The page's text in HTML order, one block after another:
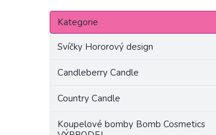
P
s
Přeskočit
kategorie
Kategorie
Svíčky Hororový design
Candleberry Candle
Country Candle
Koupelové bomby Bomb Cosmetics